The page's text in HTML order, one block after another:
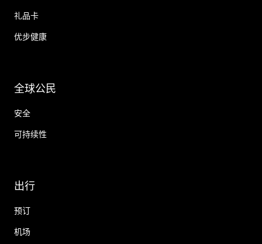
礼品卡
优步健康
全球公民
安全
可持续性
出行
预订
机场